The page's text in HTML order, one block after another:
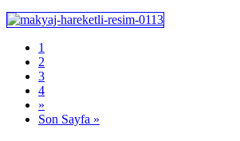
1
2
3
4
»
Son Sayfa »